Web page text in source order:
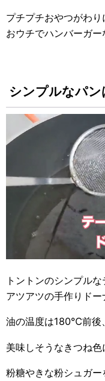
プチプチおやつがわり
おウチでハンバーガー
シンプルなパン
トントンのシンプル
アツアツの手作りドー
油の温度は180℃前後
美味しそうなきつね
粉糖やきな粉シュガ